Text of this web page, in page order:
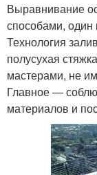
Выравнивание
способами, один
Технология
полусухая
мастерами, не
Главное —
материалов и